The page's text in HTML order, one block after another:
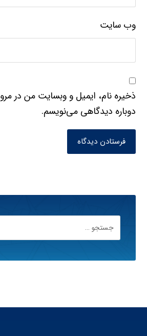
وب‌ سایت
ذخیره نام، ایمیل و وبسایت من در
دوباره دیدگاهی می‌نویسم.
فرستادن دیدگاه